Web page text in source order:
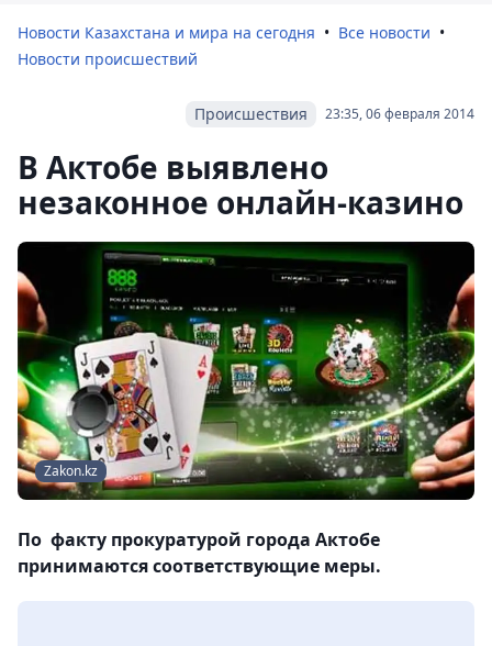
Новости Казахстана и мира на сегодня
Все новости
Новости происшествий
23:35, 06 февраля 2014
Происшествия
В Актобе выявлено
незаконное онлайн-казино
Zakon.kz
По факту прокуратурой города Актобе
принимаются соответствующие меры.